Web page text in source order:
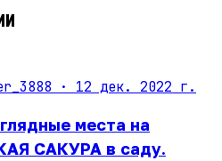
· 12 дек. 2022 г.
места на
САКУРА в саду.